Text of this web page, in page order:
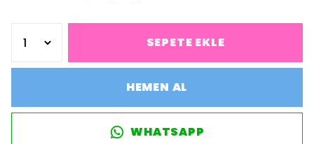
SEPETE EKLE
HEMEN AL
WHATSAPP